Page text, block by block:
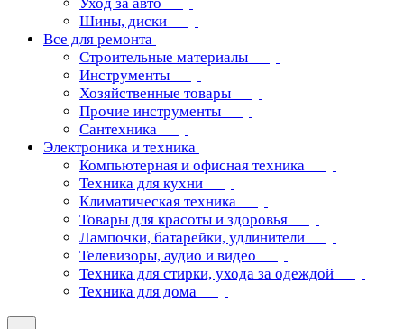
Шины, диски
Все для ремонта
Строительные материалы
Инструменты
Хозяйственные товары
Прочие инструменты
Сантехника
Электроника и техника
Компьютерная и офисная техника
Техника для кухни
Климатическая техника
Товары для красоты и здоровья
Лампочки, батарейки, удлинители
Телевизоры, аудио и видео
Техника для стирки, ухода за одеждой
Техника для дома